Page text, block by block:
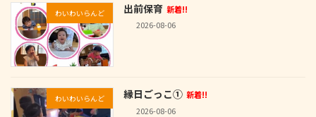
わいわいらんど 出前保育 新着!!
2026-08-06
わいわいらんど 縁日ごっこ① 新着!!
2026-08-06